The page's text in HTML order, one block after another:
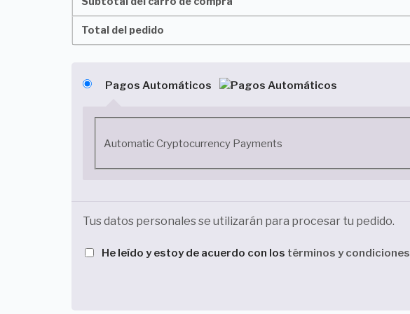
Total del pedido
Pagos Automáticos
Automatic Cryptocurrency Payments
Tus datos personales se utilizarán para procesar tu pedido.
He leído y estoy de acuerdo con los términos y condiciones